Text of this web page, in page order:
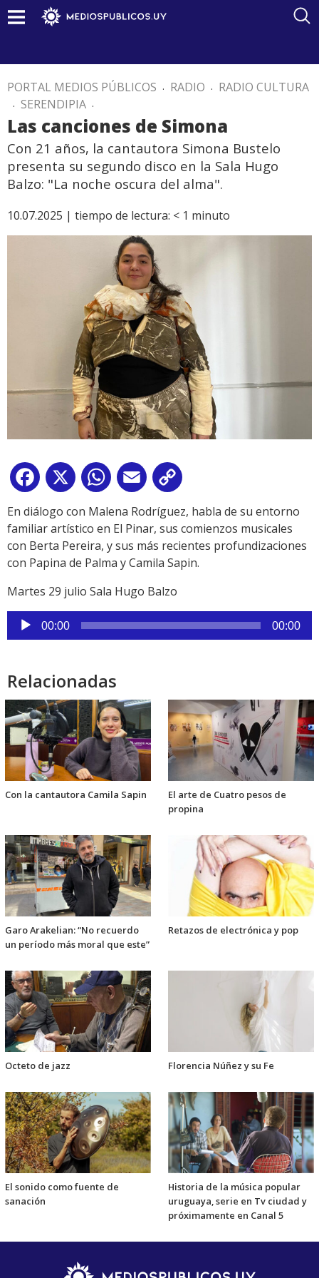
PORTAL MEDIOS PÚBLICOS . RADIO . RADIO CULTURA
. SERENDIPIA .
Las canciones de Simona
Con 21 años, la cantautora Simona Bustelo
presenta su segundo disco en la Sala Hugo
Balzo: "La noche oscura del alma".
10.07.2025 | tiempo de lectura: < 1 minuto
Facebook
X WhatsApp
Email
Link
En diálogo con Malena Rodríguez, habla de su entorno
familiar artístico en El Pinar, sus comienzos musicales
con Berta Pereira, y sus más recientes profundizaciones
con Papina de Palma y Camila Sapin.
Martes 29 julio Sala Hugo Balzo
Reproductor
de
00:00 00:00
Relacionadas
Con la cantautora Camila Sapin
El arte de Cuatro pesos de
propina
Garo Arakelian: “No recuerdo
un período más moral que este”
Retazos de electrónica y pop
Octeto de jazz Florencia Núñez y su Fe
El sonido como fuente de
sanación
Historia de la música popular
uruguaya, serie en Tv ciudad y
próximamente en Canal 5